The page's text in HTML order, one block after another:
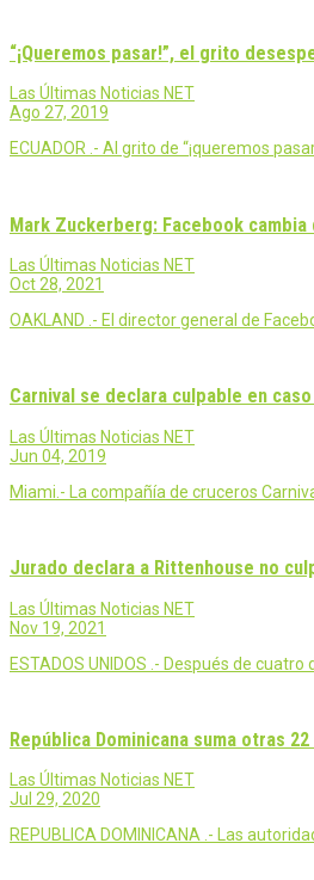
“¡Queremos pasar!”, el grito
Las Últimas Noticias NET
Ago 27, 2019
ECUADOR .- Al grito de “¡queremos
Mark Zuckerberg: Facebook
Las Últimas Noticias NET
Oct 28, 2021
OAKLAND .- El director general de
Carnival se declara culpable en
Las Últimas Noticias NET
Jun 04, 2019
Miami.- La compañía de cruceros
Jurado declara a Rittenhouse no
Las Últimas Noticias NET
Nov 19, 2021
ESTADOS UNIDOS .- Después de
República Dominicana suma otras
Las Últimas Noticias NET
Jul 29, 2020
REPUBLICA DOMINICANA .- Las